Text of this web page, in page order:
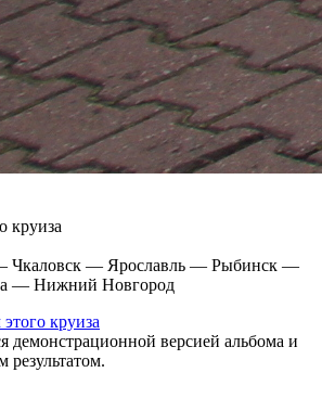
круиза
Чкаловск — Ярославль — Рыбинск —
— Нижний Новгород
этого круиза
демонстрационной версией альбома и
результатом.